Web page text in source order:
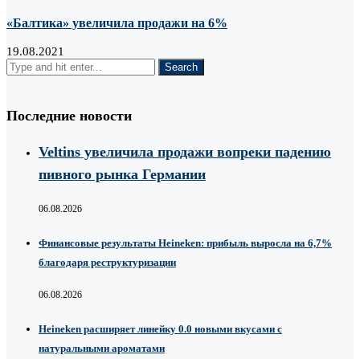
«Балтика» увеличила продажи на 6%
19.08.2021
Последние новости
Veltins увеличила продажи вопреки падению
пивного рынка Германии
06.08.2026
Финансовые результаты Heineken: прибыль выросла на 6,7%
благодаря реструктуризации
06.08.2026
Heineken расширяет линейку 0.0 новыми вкусами с
натуральными ароматами